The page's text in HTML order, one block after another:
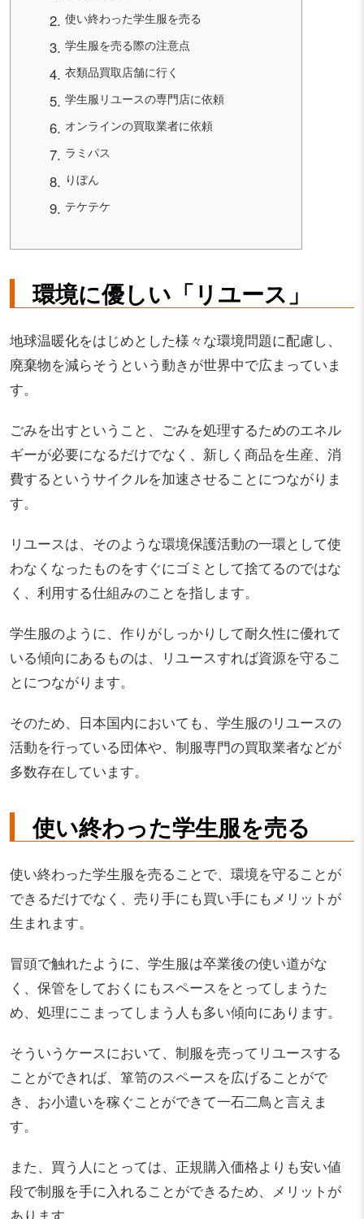
使い終わった学生服を売る
学生服を売る際の注意点
衣類品買取店舗に行く
学生服リユースの専門店に依頼
オンラインの買取業者に依頼
ラミパス
りぼん
テケテケ
環境に優しい「リユース」
地球温暖化をはじめとした様々な環境問題に配慮し、
廃棄物を減らそうという動きが世界中で広まっていま
す。
ごみを出すということ、ごみを処理するためのエネル
ギーが必要になるだけでなく、新しく商品を生産、消
費するというサイクルを加速させることにつながりま
す。
リユースは、そのような環境保護活動の一環として使
わなくなったものをすぐにゴミとして捨てるのではな
く、利用する仕組みのことを指します。
学生服のように、作りがしっかりして耐久性に優れて
いる傾向にあるものは、リユースすれば資源を守るこ
とにつながります。
そのため、日本国内においても、学生服のリユースの
活動を行っている団体や、制服専門の買取業者などが
多数存在しています。
使い終わった学生服を売る
使い終わった学生服を売ることで、環境を守ることが
できるだけでなく、売り手にも買い手にもメリットが
生まれます。
冒頭で触れたように、学生服は卒業後の使い道がな
く、保管をしておくにもスペースをとってしまうた
め、処理にこまってしまう人も多い傾向にあります。
そういうケースにおいて、制服を売ってリユースする
ことができれば、箪笥のスペースを広げることがで
き、お小遣いを稼ぐことができて一石二鳥と言えま
す。
また、買う人にとっては、正規購入価格よりも安い値
段で制服を手に入れることができるため、メリットが
あります。